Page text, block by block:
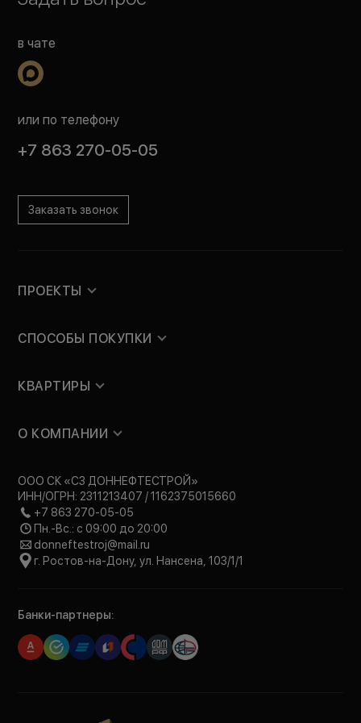
в чате
или по телефону
+7 863 270-05-05
Заказать звонок
ПРОЕКТЫ
СПОСОБЫ ПОКУПКИ
КВАРТИРЫ
О КОМПАНИИ
ООО СК «СЗ ДОННЕФТЕСТРОЙ»
ИНН/ОГРН: 2311213407 / 1162375015660
+7 863 270-05-05
Пн.-Вс.: с 09:00 до 20:00
donneftestroj@mail.ru
г. Ростов-на-Дону, ул. Нансена, 103/1/1
Банки-партнеры: